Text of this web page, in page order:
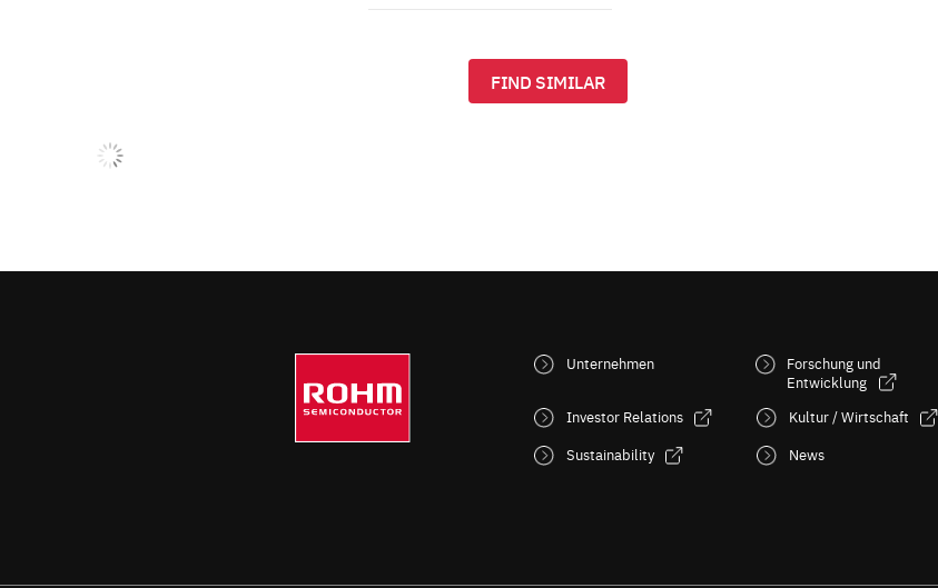
FIND SIMILAR
Unternehmen
Investor Relations
Sustainability
Forschung und
Entwicklung
Kultur / Wirtschaft
News